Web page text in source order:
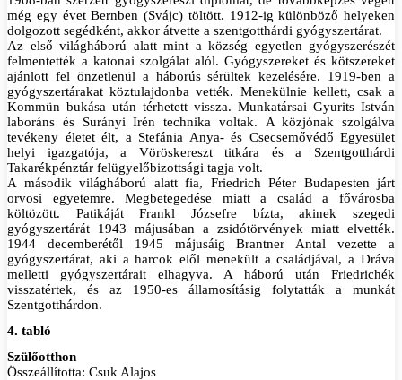
még egy évet Bernben (Svájc) töltött. 1912-ig különböző helyeken
dolgozott segédként, akkor átvette a szentgotthárdi gyógyszertárat.
Az első világháború alatt mint a község egyetlen gyógyszerészét
felmentették a katonai szolgálat alól. Gyógyszereket és kötszereket
ajánlott fel önzetlenül a háborús sérültek kezelésére. 1919-ben a
gyógyszertárakat köztulajdonba vették. Menekülnie kellett, csak a
Kommün bukása után térhetett vissza. Munkatársai Gyurits István
laboráns és Surányi Irén technika voltak. A közjónak szolgálva
tevékeny életet élt, a Stefánia Anya- és Csecsemővédő Egyesület
helyi igazgatója, a Vöröskereszt titkára és a Szentgotthárdi
Takarékpénztár felügyelőbizottsági tagja volt.
A második világháború alatt fia, Friedrich Péter Budapesten járt
orvosi egyetemre. Megbetegedése miatt a család a fővárosba
költözött. Patikáját Frankl Józsefre bízta, akinek szegedi
gyógyszertárát 1943 májusában a zsidótörvények miatt elvették.
1944 decemberétől 1945 májusáig Brantner Antal vezette a
gyógyszertárat, aki a harcok elől menekült a családjával, a Dráva
melletti gyógyszertárait elhagyva. A háború után Friedrichék
visszatértek, és az 1950-es államosításig folytatták a munkát
Szentgotthárdon.
4. tabló
Szülőotthon
Összeállította: Csuk Alajos